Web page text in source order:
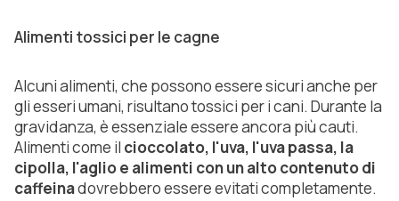
Alimenti tossici per le cagne
Alcuni alimenti, che possono essere sicuri anche per
gli esseri umani, risultano tossici per i cani. Durante la
gravidanza, è essenziale essere ancora più cauti.
Alimenti come il cioccolato, l'uva, l'uva passa, la
cipolla, l'aglio e alimenti con un alto contenuto di
caffeinadovrebbero essere evitati completamente.